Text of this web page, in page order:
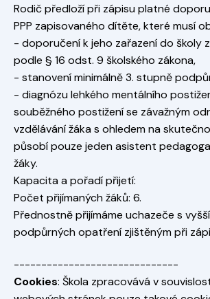
Rodič předloží při zápisu platné
PPP zapisovaného dítěte, které musí
- doporučení k jeho zařazení do školy
podle § 16 odst. 9 školského zákona,
- stanovení minimálně 3. stupně
- diagnózu lehkého mentálního
souběžného postižení se závažným
vzdělávání žáka s ohledem na
působí pouze jeden asistent
žáky.
Kapacita a pořadí přijetí:
Počet přijímaných žáků: 6.
Přednostně přijímáme uchazeče s
podpůrných opatření zjištěným při
------------------------------
Cookies: Škola zpracovává v